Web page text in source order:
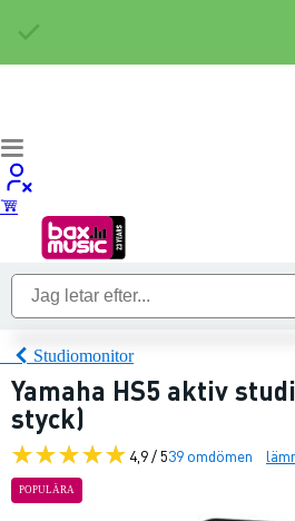
Studiomonitor
Yamaha HS5 aktiv
styck)
4,9 / 539 omdömen
POPULÄRA